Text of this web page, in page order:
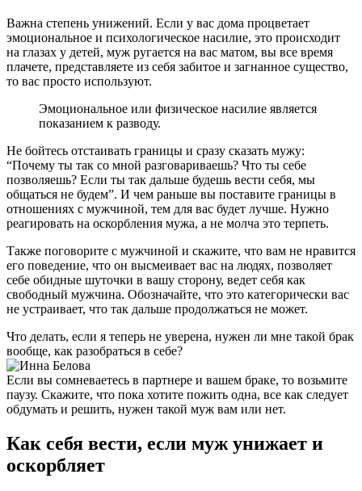
Важна степень унижений. Если у вас дома процветает
эмоциональное и психологическое насилие, это происходит
на глазах у детей, муж ругается на вас матом, вы все время
плачете, представляете из себя забитое и загнанное существо,
то вас просто используют.
Эмоциональное или физическое насилие является
показанием к разводу.
Не бойтесь отстаивать границы и сразу сказать мужу:
“Почему ты так со мной разговариваешь? Что ты себе
позволяешь? Если ты так дальше будешь вести себя, мы
общаться не будем”. И чем раньше вы поставите границы в
отношениях с мужчиной, тем для вас будет лучше. Нужно
реагировать на оскорбления мужа, а не молча это терпеть.
Также поговорите с мужчиной и скажите, что вам не нравится
его поведение, что он высмеивает вас на людях, позволяет
себе обидные шуточки в вашу сторону, ведет себя как
свободный мужчина. Обозначайте, что это категорически вас
не устраивает, что так дальше продолжаться не может.
Что делать, если я теперь не уверена, нужен ли мне такой брак
вообще, как разобраться в себе?
Если вы сомневаетесь в партнере и вашем браке, то возьмите
паузу. Скажите, что пока хотите пожить одна, все как следует
обдумать и решить, нужен такой муж вам или нет.
Как себя вести, если муж унижает и
оскорбляет